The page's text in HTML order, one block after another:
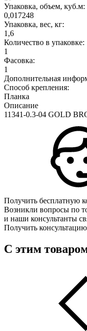
Упаковка, объем, куб.м:
0,017248
Упаковка, вес, кг:
1,6
Количество в упаковке:
1
Фасовка:
1
Дополнительная
Способ крепления:
Планка
Описание
11341-0.3-04 GOLD
Получить бесплатную
Возникли вопросы по
и наши консультанты
Получить консультацию
С этим